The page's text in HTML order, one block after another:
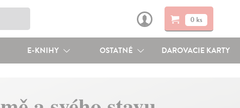
0 ks
E-KNIHY OSTATNÉ DAROVACIE KARTY